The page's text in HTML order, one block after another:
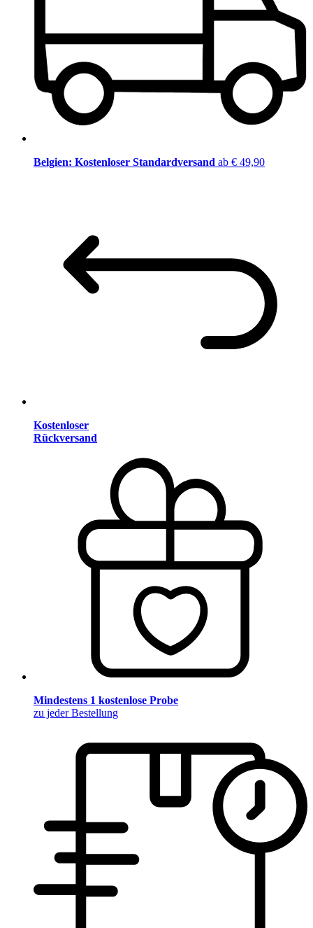
Belgien: Kostenloser Standardversand ab € 49,90
Kostenloser
Rückversand
Mindestens 1 kostenlose Probe
zu jeder Bestellung